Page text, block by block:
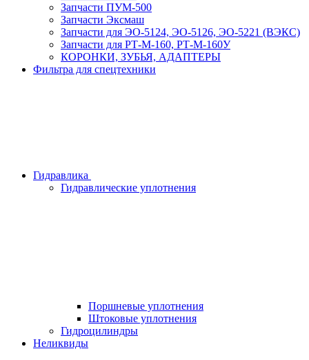
Запчасти ПУМ-500
Запчасти Эксмаш
Запчасти для ЭО-5124, ЭО-5126, ЭО-5221 (ВЭКС)
Запчасти для РТ-М-160, РТ-М-160У
КОРОНКИ, ЗУБЬЯ, АДАПТЕРЫ
Фильтра для спецтехники
Гидравлика
Гидравлические уплотнения
Поршневые уплотнения
Штоковые уплотнения
Гидроцилиндры
Неликвиды